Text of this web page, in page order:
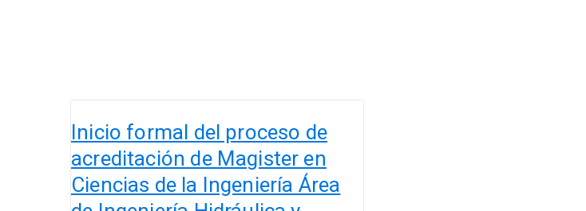
Inicio formal del proceso de
acreditación de Magister en
Ciencias de la Ingeniería Área
formal
del
proceso
de
acreditación